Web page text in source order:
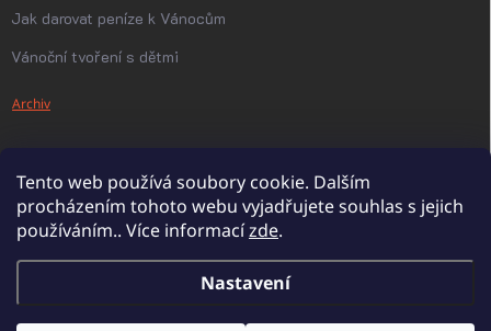
Tento web používá soubory cookie. Dalším
procházením tohoto webu vyjadřujete souhlas s jejich
používáním.. Více informacízde.
Nastavení
Jak darovat peníze k Vánocům
Vánoční tvoření s dětmi
Archiv
Copyright 2026PanDatel. Všechna práva vyhrazena.Upravit nastavení